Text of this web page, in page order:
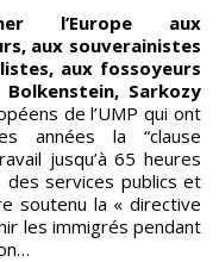
l’Europe aux
aux souverainistes
aux fossoyeurs
Sarkozy
de l’UMP qui ont
années la “clause
jusqu’à 65 heures
des services publics et
soutenu la « directive
les immigrés pendant